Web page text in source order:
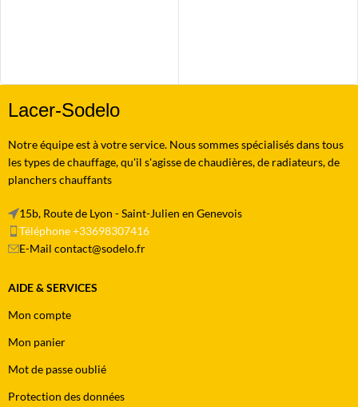
Lacer-Sodelo
Notre équipe est à votre service. Nous sommes spécialisés dans tous
les types de chauffage, qu'il s'agisse de chaudières, de radiateurs, de
planchers chauffants
15b, Route de Lyon - Saint-Julien en Genevois
Téléphone +33698307416
E-Mail contact@sodelo.fr
AIDE & SERVICES
Mon compte
Mon panier
Mot de passe oublié
Protection des données